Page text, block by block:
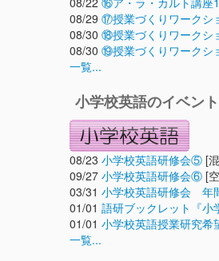
08/29 ⑰授業づくりワークシ
08/30 ⑱授業づくりワークシ
08/30 ⑲授業づくりワークシ
一覧...
小学校英語のイベント
08/23 小学校英語研修会⑤ [
09/27 小学校英語研修会⑥ [
03/31 小学校英語研修会 年
01/01 語研ブックレット『小
01/01 小学校英語授業研究希
一覧...